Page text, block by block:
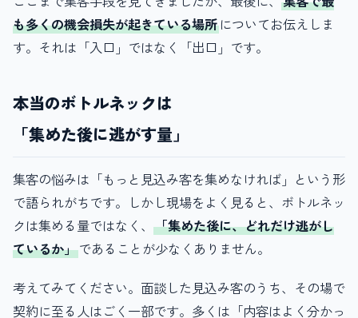
も多くの機会損失が起きている場所 についてお伝えしま
す。それは「入口」ではなく「出口」です。
本当のボトルネックは
「集めた後に逃がす量」
集客の悩みは「もっと見込み客を集めなければ」という形
で語られがちです。しかし現場をよく見ると、ボトルネッ
クは集める量ではなく、
「集めた後に、どれだけ逃がし
ているか」であることが少なくありません。
考えてみてください。面談した見込み客のうち、その場で
契約に至る人はごく一部です。多くは「内容はよく分かっ